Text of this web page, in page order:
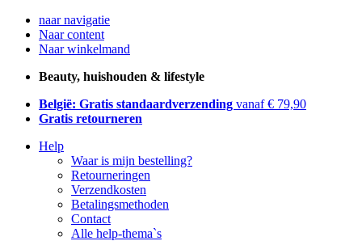
naar navigatie
Naar content
Naar winkelmand
Beauty, huishouden & lifestyle
België: Gratis standaardverzending vanaf € 79,90
Gratis retourneren
Help
Waar is mijn bestelling?
Retourneringen
Verzendkosten
Betalingsmethoden
Contact
Alle help-thema`s